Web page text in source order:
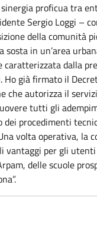
proficua tra
Sergio Loggi –
della comunità
sosta in un’area
caratterizzata dalla
già firmato il
che autorizza il
tutti gli
dei procedimenti
volta operativa, la
vantaggi per gli
delle scuole